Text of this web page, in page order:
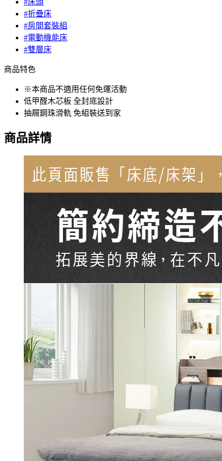
#床頭
#折疊床
#房間套裝組
#電動機能床
#雙層床
商品特色
※本商品不適用任何免運活動
低甲醛木芯板 全封底設計
抽屜鋼珠滑軌 免組裝送到家
商品詳情